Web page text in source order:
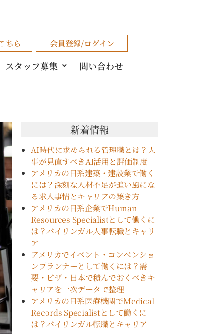
ちら 会員登録/ログイン
スタッフ募集 問い合わせ
新着情報
AI時代に求められる管理職とは？人
事が見直すべきAI活用と評価制度
アメリカの日系建築・建設業で働く
には？深刻な人材不足が追い風にな
る求人事情とキャリアの築き方
アメリカの日系企業でHuman
Resources Specialistとして働くに
は？バイリンガル人事転職とキャリ
ア
アメリカでイベント・コンベンショ
ンプランナーとして働くには？需
要・ビザ・日本で積んでおくべきキ
ャリアを一次データで整理
アメリカの日系医療機関でMedical
Records Specialistとして働くに
は？バイリンガル転職とキャリア